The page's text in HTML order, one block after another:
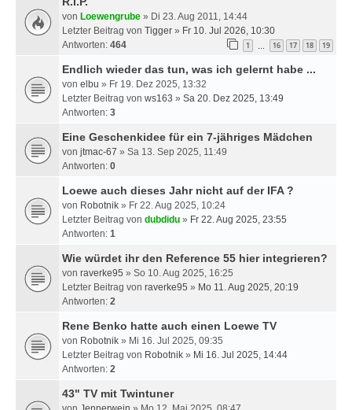
von Loewengrube » Di 23. Aug 2011, 14:44
Letzter Beitrag von Tigger » Fr 10. Jul 2026, 10:30
Antworten: 464 1 16 17 18 19
Endlich wieder das tun, was ich gelernt habe ...
von elbu » Fr 19. Dez 2025, 13:32
Letzter Beitrag von ws163 » Sa 20. Dez 2025, 13:49
Antworten: 3
Eine Geschenkidee für ein 7-jähriges Mädchen
von jtmac-67 » Sa 13. Sep 2025, 11:49
Antworten: 0
Loewe auch dieses Jahr nicht auf der IFA ?
von Robotnik » Fr 22. Aug 2025, 10:24
Letzter Beitrag von dubdidu » Fr 22. Aug 2025, 23:55
Antworten: 1
Wie würdet ihr den Reference 55 hier integrieren?
von raverke95 » So 10. Aug 2025, 16:25
Letzter Beitrag von raverke95 » Mo 11. Aug 2025, 20:19
Antworten: 2
Rene Benko hatte auch einen Loewe TV
von Robotnik » Mi 16. Jul 2025, 09:35
Letzter Beitrag von Robotnik » Mi 16. Jul 2025, 14:44
Antworten: 2
43" TV mit Twintuner